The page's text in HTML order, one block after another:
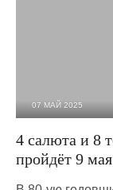
07 МАЙ 2025
4 салюта и 8
пройдёт 9